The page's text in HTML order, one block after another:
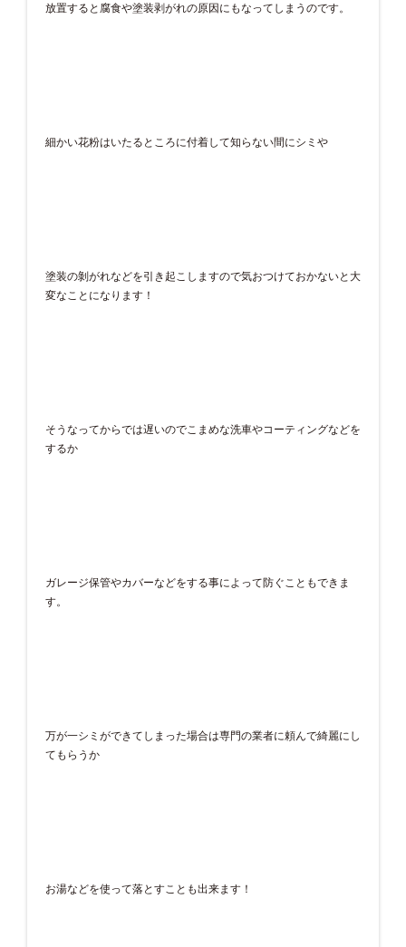
放置すると腐食や塗装剥がれの原因にもなってしまうのです。
細かい花粉はいたるところに付着して知らない間にシミや
塗装の剝がれなどを引き起こしますので気おつけておかないと大
変なことになります！
そうなってからでは遅いのでこまめな洗車やコーティングなどを
するか
ガレージ保管やカバーなどをする事によって防ぐこともできま
す。
万が一シミができてしまった場合は専門の業者に頼んで綺麗にし
てもらうか
お湯などを使って落とすことも出来ます！